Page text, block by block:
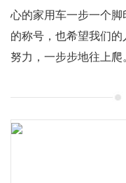
心的家用车一步一个
的称号，也希望我们
努力，一步步地往上爬。